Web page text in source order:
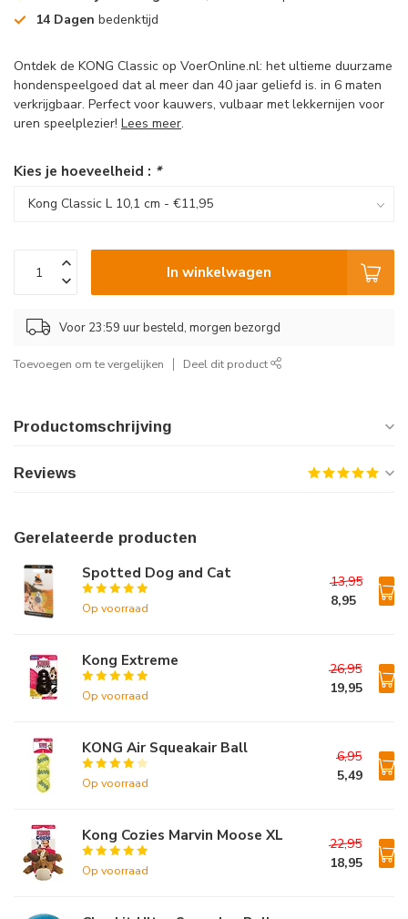
14 Dagen bedenktijd
Ontdek de KONG Classic op VoerOnline.nl: het ultieme duurzame
hondenspeelgoed dat al meer dan 40 jaar geliefd is. in 6 maten
verkrijgbaar. Perfect voor kauwers, vulbaar met lekkernijen voor
uren speelplezier! Lees meer.
Kies je hoeveelheid : *
In winkelwagen
Voor 23:59 uur besteld, morgen bezorgd
Toevoegen om te vergelijken Deel dit product
Productomschrijving
Reviews
Gerelateerde producten
Spotted Dog and Cat
Op voorraad
13,95
8,95
Kong Extreme
Op voorraad
26,95
19,95
KONG Air Squeakair Ball
Op voorraad
6,95
5,49
Kong Cozies Marvin Moose XL
Op voorraad
22,95
18,95